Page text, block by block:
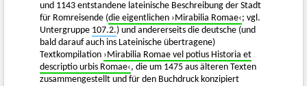
und 1143 entstandene lateinische Beschreibung der Stadt
für Romreisende (die eigentlichen ›Mirabilia Romae‹; vgl.
Untergruppe 107.2.) und andererseits die deutsche (und
bald darauf auch ins Lateinische übertragene)
Textkompilation ›Mirabilia Romae vel potius Historia et
descriptio urbis Romae‹, die um 1475 aus älteren Texten
zusammengestellt und für den Buchdruck konzipiert